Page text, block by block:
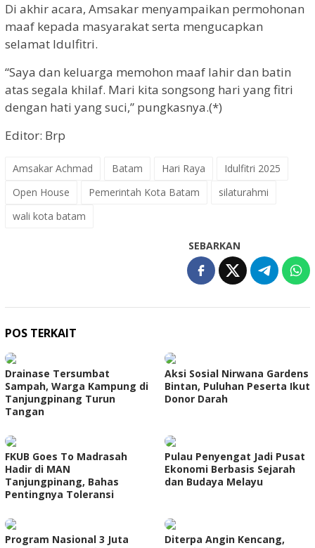
Di akhir acara, Amsakar menyampaikan permohonan
maaf kepada masyarakat serta mengucapkan
selamat Idulfitri.
“Saya dan keluarga memohon maaf lahir dan batin
atas segala khilaf. Mari kita songsong hari yang fitri
dengan hati yang suci,” pungkasnya.(*)
Editor: Brp
Amsakar Achmad Batam Hari Raya
Idulfitri 2025
Open House
Pemerintah Kota Batam
silaturahmi
wali kota batam
SEBARKAN
POS TERKAIT
Drainase Tersumbat
Sampah, Warga Kampung di
Tanjungpinang Turun
Tangan
Aksi Sosial Nirwana Gardens
Bintan, Puluhan Peserta Ikut
Donor Darah
FKUB Goes To Madrasah
Hadir di MAN
Tanjungpinang, Bahas
Pentingnya Toleransi
Pulau Penyengat Jadi Pusat
Ekonomi Berbasis Sejarah
dan Budaya Melayu
Program Nasional 3 Juta
Diterpa Angin Kencang,